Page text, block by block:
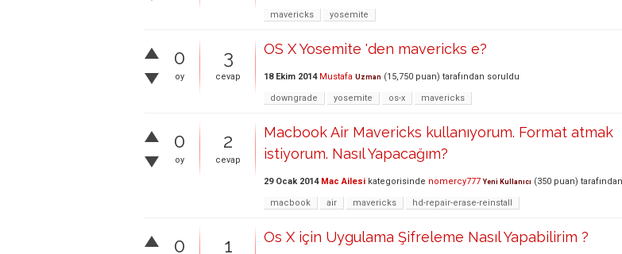
mavericks yosemite
0
oy
3
cevap
OS X Yosemite 'den mavericks e?
18 Ekim 2014 Mustafa Uzman (15,750 puan) tarafından soruldu
downgrade yosemite os-x mavericks
0
oy
2
cevap
Macbook Air Mavericks kullanıyorum. Format atmak
istiyorum. Nasıl Yapacağım?
29 Ocak 2014 Mac Ailesi kategorisinde nomercy777 Yeni Kullanıcı (350 puan) tarafından
macbook air mavericks hd-repair-erase-reinstall
0 1 Os X için Uygulama Şifreleme Nasıl Yapabilirim ?